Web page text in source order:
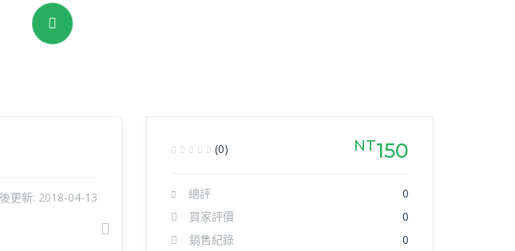
更新: 2018-04-13
Next
(0) NT150
總評
0
買家評價
0
銷售紀錄
0